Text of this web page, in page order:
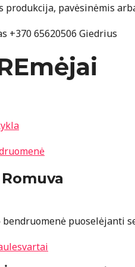
produkcija, pavėsinėmis
+370 65620506 Giedrius
puoselėjanti